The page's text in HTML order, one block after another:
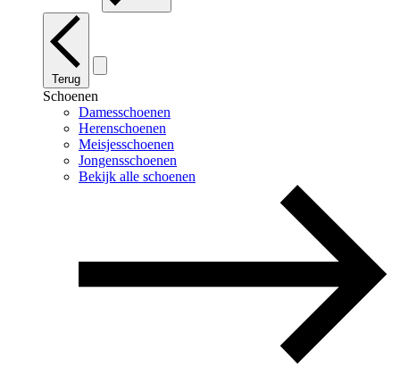
Terug
Schoenen
Damesschoenen
Herenschoenen
Meisjesschoenen
Jongensschoenen
Bekijk alle schoenen